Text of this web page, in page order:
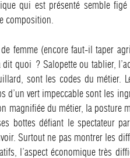
qui est présenté semble
composition.
de femme (encore faut-il taper
dit quoi ? Salopette ou tablier,
sont les codes du métier.
d’un vert impeccable sont les
magnifiée du métier, la posture
bottes défiant le spectateur
Surtout ne pas montrer les
l’aspect économique très